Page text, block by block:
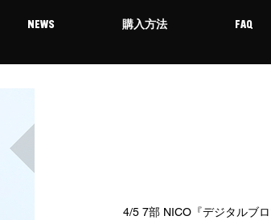
NEWS 購入方法 FAQ
4/5 7部 NICO『デジタルブ